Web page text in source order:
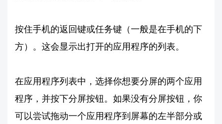
按住手机的返回键或任务键（一般是在手机的下
方）。这会显示出打开的应用程序的列表。
在应用程序列表中，选择你想要分屏的两个应用
程序，并按下分屏按钮。如果没有分屏按钮，你
可以尝试拖动一个应用程序到屏幕的左半部分或